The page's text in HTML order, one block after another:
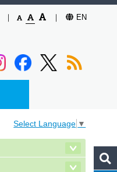
EN
Select Language ▼